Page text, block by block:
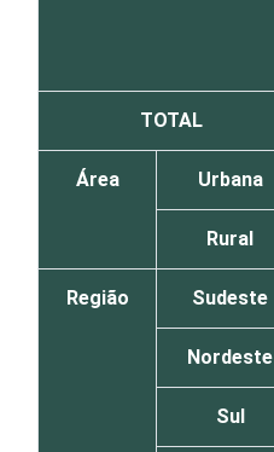
TOTAL
Área Urbana
Rural
Região Sudeste
Nordeste
Sul